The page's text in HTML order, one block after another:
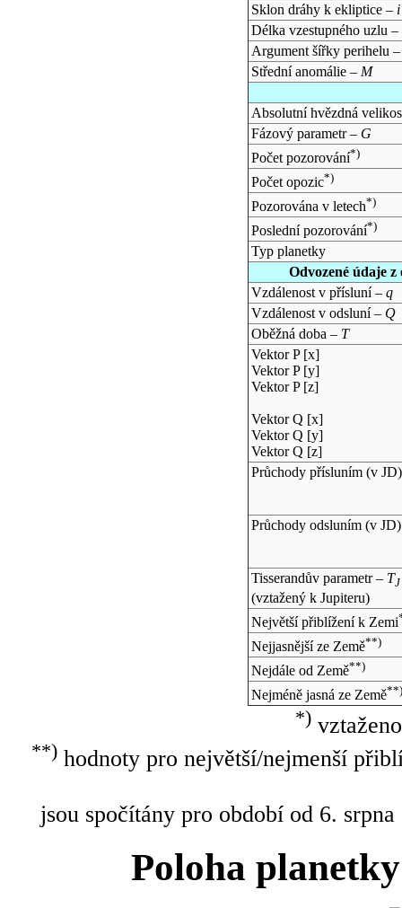
Sklon dráhy k ekliptice – i
Délka vzestupného uzlu –
Argument šířky perihelu
Střední anomálie – M
Absolutní hvězdná
Fázový parametr – G
Počet pozorování*)
Počet opozic*)
Pozorována v letech*)
Poslední pozorování*)
Typ planetky
Odvozené údaje
Vzdálenost v přísluní – q
Vzdálenost v odsluní – Q
Oběžná doba – T
Vektor P [x]
Vektor P [y]
Vektor P [z]
Vektor Q [x]
Vektor Q [y]
Vektor Q [z]
Průchody přísluním (v JD)
Průchody odsluním (v JD)
Tisserandův parametr – TJ
(vztažený k Jupiteru)
Největší přiblížení k Zemi
Nejjasnější ze Země**)
Nejdále od Země**)
Nejméně jasná ze Země**)
*)
**)hodnoty pro největší/nejmenší
jsou spočítány pro období od 6.
Poloha